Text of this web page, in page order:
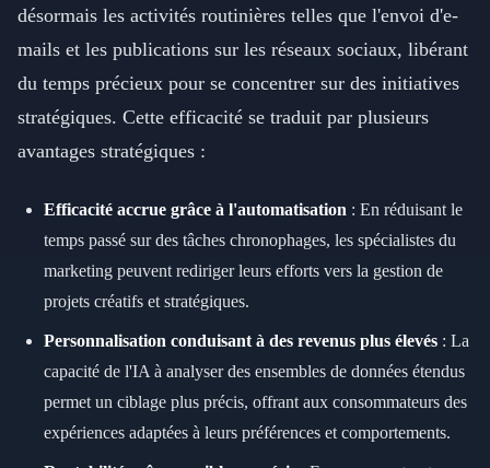
désormais les activités routinières telles que l'envoi d'e-
mails et les publications sur les réseaux sociaux, libérant
du temps précieux pour se concentrer sur des initiatives
stratégiques. Cette efficacité se traduit par plusieurs
avantages stratégiques :
Efficacité accrue grâce à l'automatisation : En réduisant le
temps passé sur des tâches chronophages, les spécialistes du
marketing peuvent rediriger leurs efforts vers la gestion de
projets créatifs et stratégiques.
Personnalisation conduisant à des revenus plus élevés : La
capacité de l'IA à analyser des ensembles de données étendus
permet un ciblage plus précis, offrant aux consommateurs des
expériences adaptées à leurs préférences et comportements.